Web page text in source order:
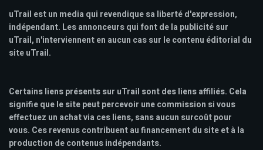
uTrail est un media qui revendique sa liberté d'expression,
indépendant. Les annonceurs qui font de la publicité sur
uTrail, n'interviennent en aucun cas sur le contenu éditorial du
site uTrail.
Certains liens présents sur uTrail sont des liens affiliés. Cela
signifie que le site peut percevoir une commission si vous
effectuez un achat via ces liens, sans aucun surcoût pour
vous. Ces revenus contribuent au financement du site et à la
production de contenus indépendants.